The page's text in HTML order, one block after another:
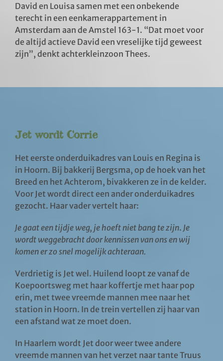
David en Louisa samen met een onbekende
terecht in een eenkamerappartement in
Amsterdam aan de Amstel 163-1. “Dat moet voor
de altijd actieve David een vreselijke tijd geweest
zijn”, denkt achterkleinzoon Thees.
Jet wordt Corrie
Het eerste onderduikadres van Louis en Regina is
in Hoorn. Bij bakkerij Bergsma, op de hoek van het
Breed en het Achterom, bivakkeren ze in de kelder.
Voor Jet wordt direct een ander onderduikadres
gezocht. Haar vader vertelt haar:
Je gaat een tijdje weg, je hoeft niet bang te zijn. Je
wordt weggebracht door kennissen van ons en wij
komen er zo snel mogelijk achteraan.
Verdrietig is Jet wel. Huilend loopt ze vanaf de
Koepoortsweg met haar koffertje met haar pop
erin, met twee vreemde mannen mee naar het
station in Hoorn. In de trein vertellen zij haar van
een afstand wat ze moet doen.
In Haarlem wordt Jet door weer twee andere
vreemde mannen van het verzet naar tante Truus